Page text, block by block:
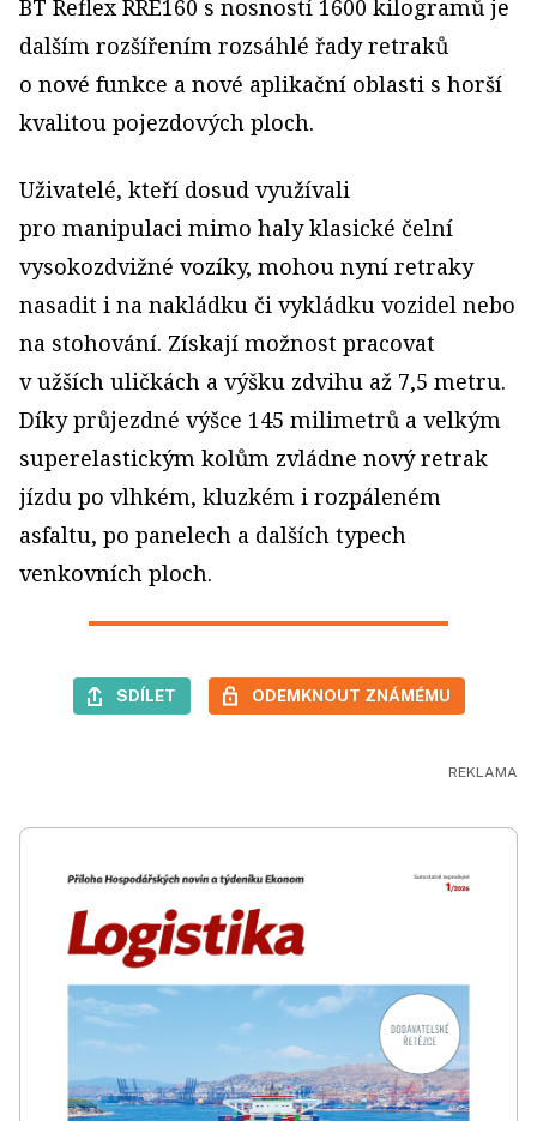
BT Reflex RRE160 s nosností 1600 kilogramů je
dalším rozšířením rozsáhlé řady retraků
o nové funkce a nové aplikační oblasti s horší
kvalitou pojezdových ploch.
Uživatelé, kteří dosud využívali
pro manipulaci mimo haly klasické čelní
vysokozdvižné vozíky, mohou nyní retraky
nasadit i na nakládku či vykládku vozidel nebo
na stohování. Získají možnost pracovat
v užších uličkách a výšku zdvihu až 7,5 metru.
Díky průjezdné výšce 145 milimetrů a velkým
superelastickým kolům zvládne nový retrak
jízdu po vlhkém, kluzkém i rozpáleném
asfaltu, po panelech a dalších typech
venkovních ploch.
SDÍLET ODEMKNOUT ZNÁMÉMU